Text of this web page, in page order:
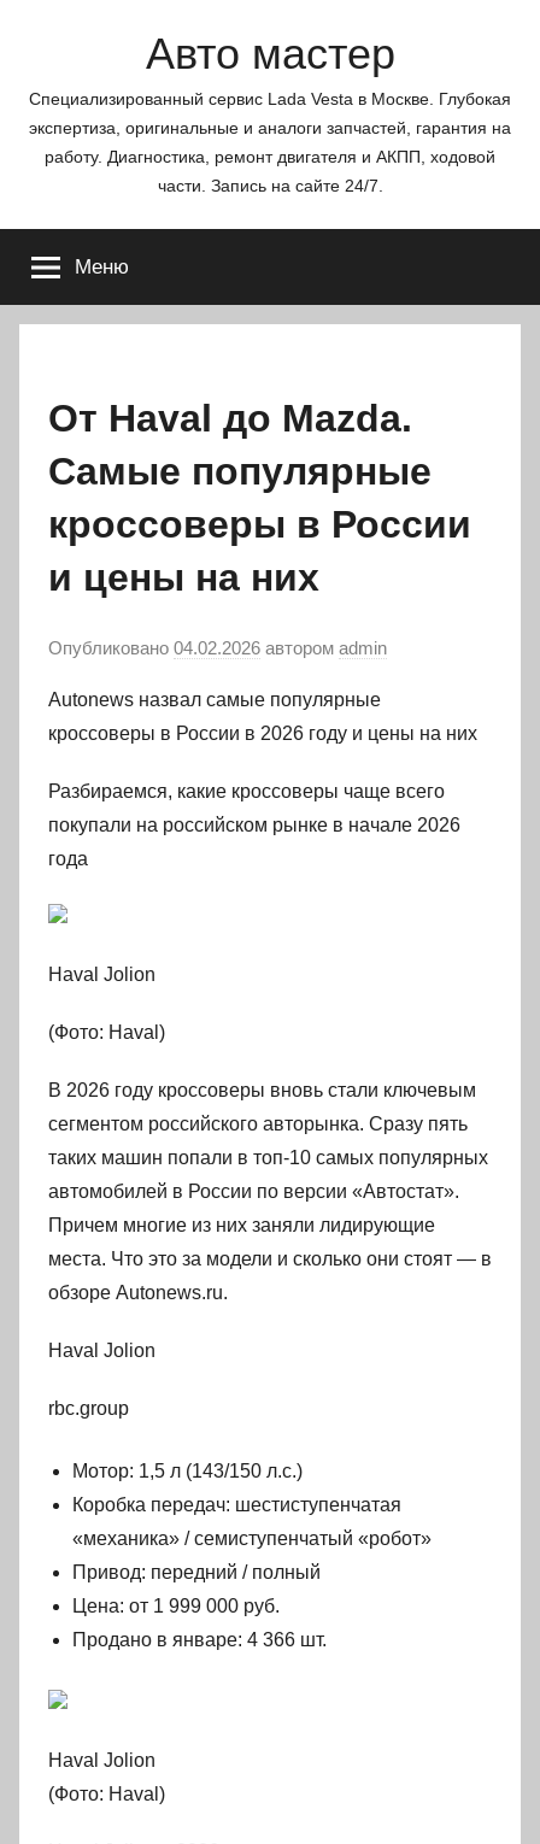
Авто мастер
Специализированный сервис Lada Vesta в Москве. Глубокая
экспертиза, оригинальные и аналоги запчастей, гарантия на
работу. Диагностика, ремонт двигателя и АКПП, ходовой
части. Запись на сайте 24/7.
Меню
От Haval до Mazda.
Самые популярные
кроссоверы в России
и цены на них
Опубликовано 04.02.2026 автором admin
Autonews назвал самые популярные
кроссоверы в России в 2026 году и цены на них
Разбираемся, какие кроссоверы чаще всего
покупали на российском рынке в начале 2026
года
Haval Jolion
(Фото: Haval)
В 2026 году кроссоверы вновь стали ключевым
сегментом российского авторынка. Сразу пять
таких машин попали в топ-10 самых популярных
автомобилей в России по версии «Автостат».
Причем многие из них заняли лидирующие
места. Что это за модели и сколько они стоят — в
обзоре Autonews.ru.
Haval Jolion
rbc.group
Мотор: 1,5 л (143/150 л.с.)
Коробка передач: шестиступенчатая
«механика» / семиступенчатый «робот»
Привод: передний / полный
Цена: от 1 999 000 руб.
Продано в январе: 4 366 шт.
Haval Jolion
(Фото: Haval)